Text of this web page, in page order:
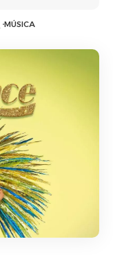
MÚSICA